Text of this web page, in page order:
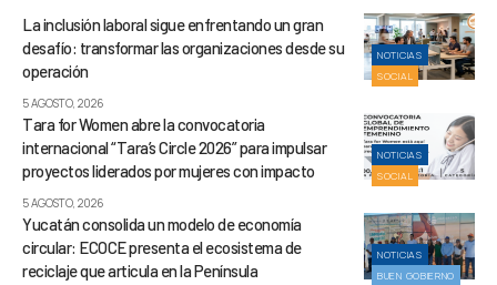
NOTICIAS
SOCIAL
La inclusión laboral sigue enfrentando un gran
desafío: transformar las organizaciones desde su
operación
5 AGOSTO, 2026
NOTICIAS
SOCIAL
Tara for Women abre la convocatoria
internacional “Tara’s Circle 2026” para impulsar
proyectos liderados por mujeres con impacto
5 AGOSTO, 2026
NOTICIAS
BUEN GOBIERNO
Yucatán consolida un modelo de economía
circular: ECOCE presenta el ecosistema de
reciclaje que articula en la Península